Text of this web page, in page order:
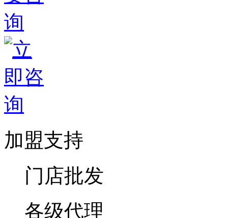
加盟支持
门店批发
各级代理